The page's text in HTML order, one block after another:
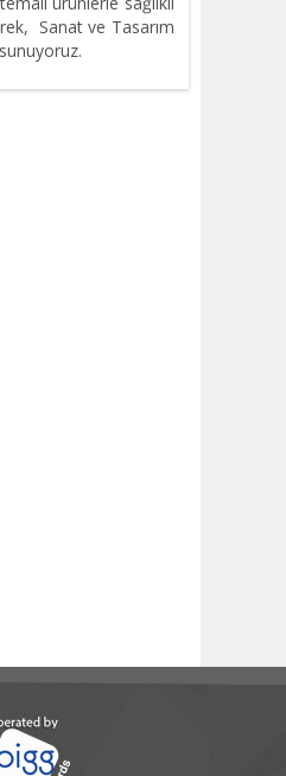
Sanat ve Tasarım